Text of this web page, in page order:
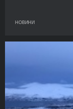
НОВИНИ